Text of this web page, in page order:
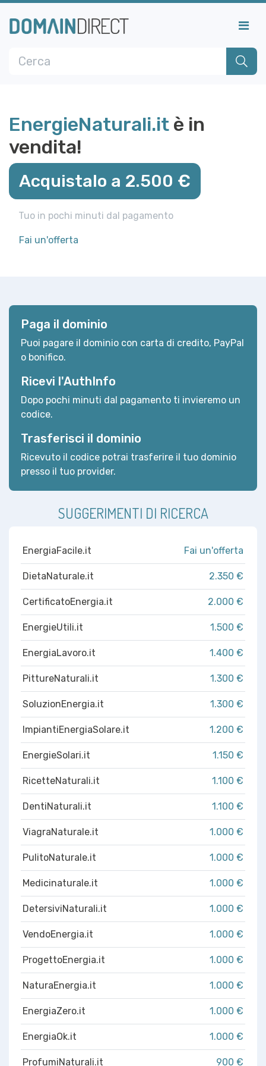
EnergieNaturali.it è in
vendita!
Acquistalo a 2.500 €
Tuo in pochi minuti dal pagamento
Fai un'offerta
Paga il dominio
Puoi pagare il dominio con carta di credito, PayPal
o bonifico.
Ricevi l'AuthInfo
Dopo pochi minuti dal pagamento ti invieremo un
codice.
Trasferisci il dominio
Ricevuto il codice potrai trasferire il tuo dominio
presso il tuo provider.
SUGGERIMENTI DI RICERCA
EnergiaFacile.it Fai un'offerta
DietaNaturale.it 2.350 €
CertificatoEnergia.it 2.000 €
EnergieUtili.it 1.500 €
EnergiaLavoro.it 1.400 €
PittureNaturali.it 1.300 €
SoluzionEnergia.it 1.300 €
ImpiantiEnergiaSolare.it 1.200 €
EnergieSolari.it 1.150 €
RicetteNaturali.it 1.100 €
DentiNaturali.it 1.100 €
ViagraNaturale.it 1.000 €
PulitoNaturale.it 1.000 €
Medicinaturale.it 1.000 €
DetersiviNaturali.it 1.000 €
VendoEnergia.it 1.000 €
ProgettoEnergia.it 1.000 €
NaturaEnergia.it 1.000 €
EnergiaZero.it 1.000 €
EnergiaOk.it 1.000 €
ProfumiNaturali.it 900 €